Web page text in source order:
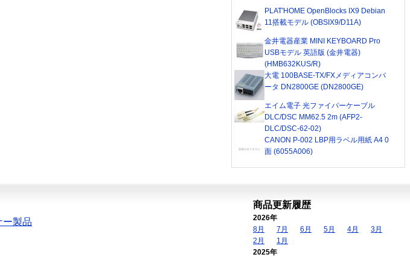
PLAT'HOME OpenBlocks IX9 Debian
11搭載モデル (OBSIX9/D11A)
金井電器産業 MINI KEYBOARD Pro
USBモデル 英語版 (金井電器)
(HMB632KUS/R)
大電 100BASE-TX/FXメディアコンバ
ータ DN2800GE (DN2800GE)
エイム電子 光ファイバーケーブル
DLC/DSC MM62.5 2m (AFP2-
DLC/DSC-62-02)
CANON P-002 LBP用ラベル用紙 A4 0
面 (6055A006)
ー製品
商品更新履歴
2026年
8月
7月 6月 5月 4月
3月
2月
1月
2025年